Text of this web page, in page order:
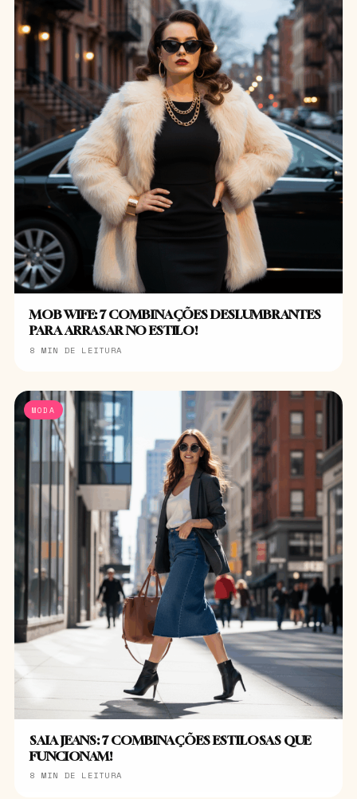
MOB WIFE: 7 COMBINAÇÕES DESLUMBRANTES
PARA ARRASAR NO ESTILO!
8 MIN DE LEITURA
MODA
SAIA JEANS: 7 COMBINAÇÕES ESTILOSAS QUE
FUNCIONAM!
8 MIN DE LEITURA